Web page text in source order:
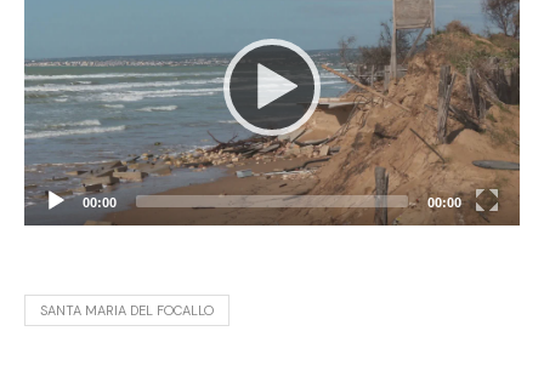
00:00 00:00
SANTA MARIA DEL FOCALLO